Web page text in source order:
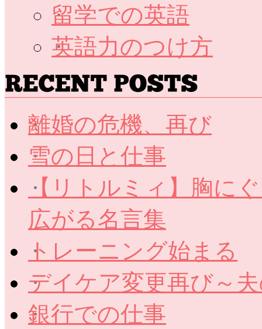
留学での英語
英語力のつけ方
離婚の危機、再び
雪の日と仕事
【リトルミィ】胸に
広がる名言集
トレーニング始まる
デイケア変更再び～
銀行での仕事